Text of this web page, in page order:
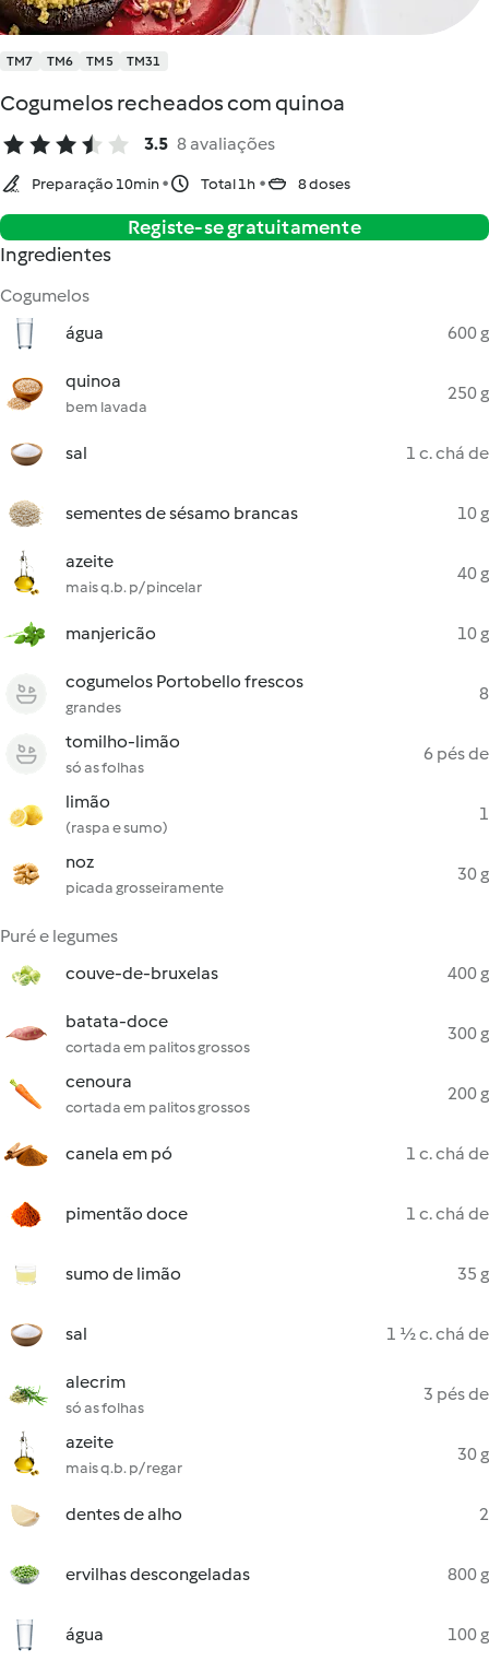
TM7 TM6 TM5 TM31
Cogumelos recheados com quinoa
3.5 8 avaliações
Preparação 10min Total 1h 8 doses
Registe-se gratuitamente
Ingredientes
Cogumelos
água
600 g
quinoa
bem lavada
250 g
sal 1 c. chá de
sementes de sésamo brancas 10 g
azeite
mais q.b. p/ pincelar
40 g
manjericão 10 g
cogumelos Portobello frescos
grandes
8
tomilho-limão
só as folhas
6 pés de
limão
(raspa e sumo)
1
noz
picada grosseiramente
30 g
Puré e legumes
couve-de-bruxelas
400 g
batata-doce
cortada em palitos grossos
300 g
cenoura
cortada em palitos grossos
200 g
canela em pó 1 c. chá de
pimentão doce 1 c. chá de
sumo de limão 35 g
sal 1 ½ c. chá de
alecrim
só as folhas
3 pés de
azeite
mais q.b. p/ regar
30 g
dentes de alho 2
ervilhas descongeladas 800 g
água 100 g